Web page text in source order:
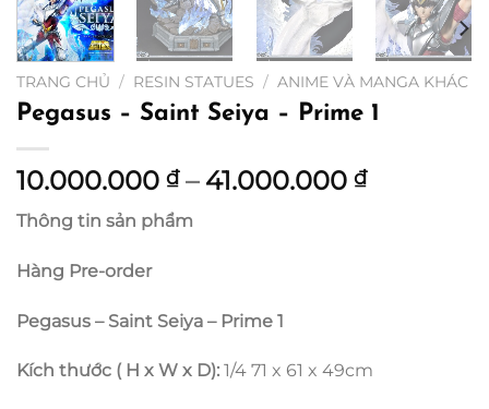
TRANG CHỦ / RESIN STATUES / ANIME VÀ MANGA KHÁC
Pegasus – Saint Seiya – Prime 1
10.000.000 ₫ – 41.000.000 ₫Khoảng
Thông tin sản phẩm
Hàng Pre-order
Pegasus – Saint Seiya – Prime 1
Kích thước ( H x W x D): 1/4 71 x 61 x 49cm